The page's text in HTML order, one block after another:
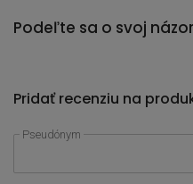
Podeľte sa o svoj
Pridať recenziu na
Pseudónym